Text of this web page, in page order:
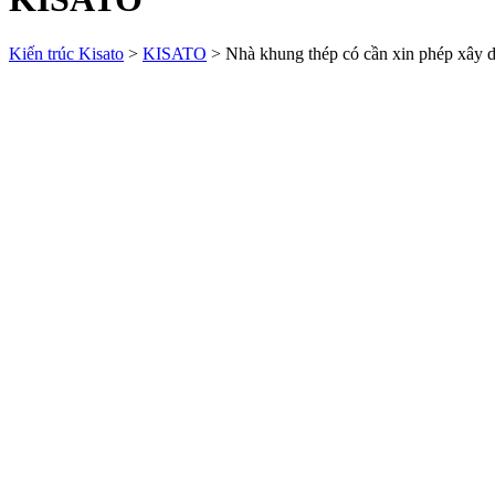
Kiến trúc Kisato > KISATO > Nhà khung thép có cần xin phép xây